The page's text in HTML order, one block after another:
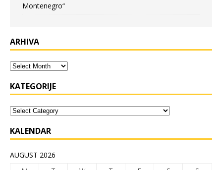
Montenegro“
ARHIVA
KATEGORIJE
KALENDAR
AUGUST 2026